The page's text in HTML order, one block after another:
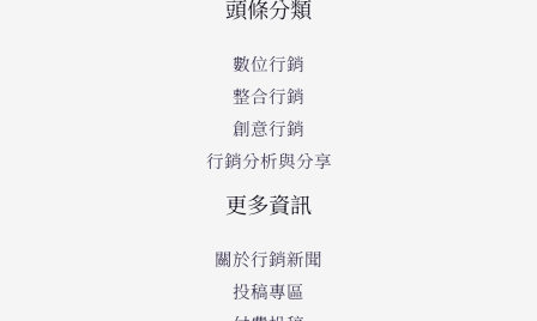
頭條分類
數位行銷
整合行銷
創意行銷
行銷分析與分享
更多資訊
關於行銷新聞
投稿專區